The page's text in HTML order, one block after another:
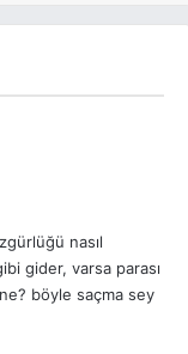
nasıl
gider, varsa parası
böyle saçma sey